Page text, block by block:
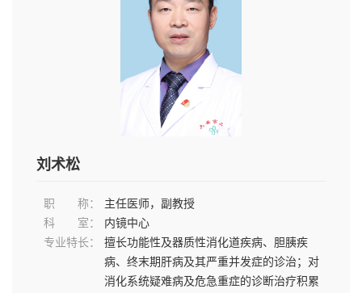
刘术松
职 称：
主任医师，副教授
科
室：
内镜中心
专业特长：
擅长功能性及器质性消化道疾病、胆胰疾
病、终末期肝病及其严重并发症的诊治；对
消化系统疑难病及危急重症的诊断治疗积累